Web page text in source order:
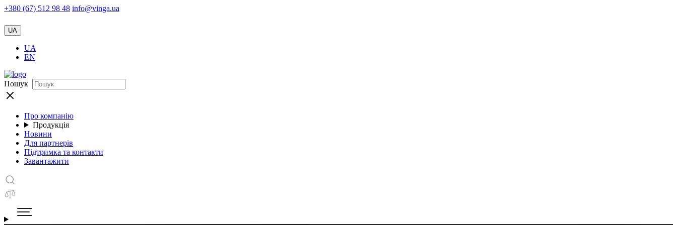
+380 (67) 512 98 48 info@vinga.ua
UA
UA
EN
Пошук
Про компанію
Продукція
Новини
Для партнерів
Підтримка та контакти
Завантажити